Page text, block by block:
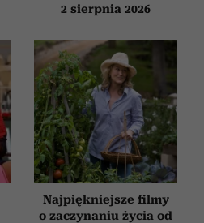
2 sierpnia 2026
Najpiękniejsze filmy
o zaczynaniu życia od